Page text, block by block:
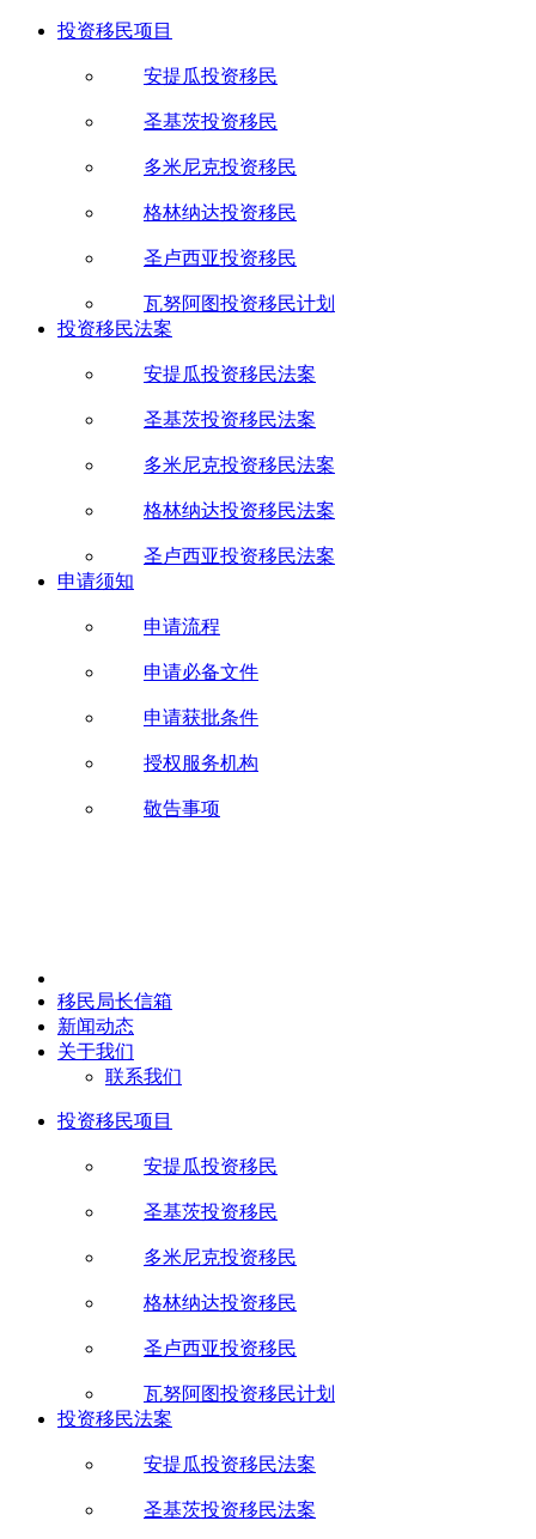
投资移民项目
安提瓜投资移民
圣基茨投资移民
多米尼克投资移民
格林纳达投资移民
圣卢西亚投资移民
瓦努阿图投资移民计划
投资移民法案
安提瓜投资移民法案
圣基茨投资移民法案
多米尼克投资移民法案
格林纳达投资移民法案
圣卢西亚投资移民法案
申请须知
申请流程
申请必备文件
申请获批条件
授权服务机构
敬告事项
移民局长信箱
新闻动态
关于我们
联系我们
投资移民项目
安提瓜投资移民
圣基茨投资移民
多米尼克投资移民
格林纳达投资移民
圣卢西亚投资移民
瓦努阿图投资移民计划
投资移民法案
安提瓜投资移民法案
圣基茨投资移民法案